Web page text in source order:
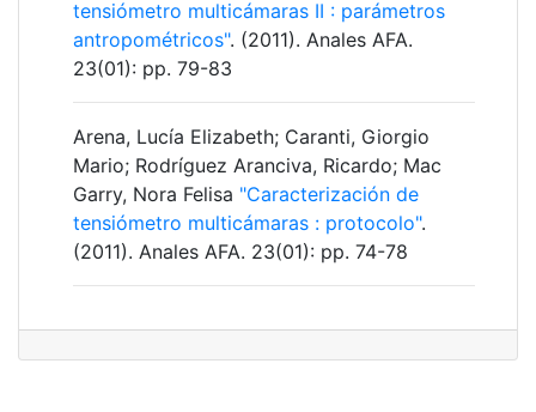
tensiómetro multicámaras II : parámetros
antropométricos". (2011). Anales AFA.
23(01): pp. 79-83
Arena, Lucía Elizabeth; Caranti, Giorgio
Mario; Rodríguez Aranciva, Ricardo; Mac
Garry, Nora Felisa "Caracterización de
tensiómetro multicámaras : protocolo".
(2011). Anales AFA. 23(01): pp. 74-78